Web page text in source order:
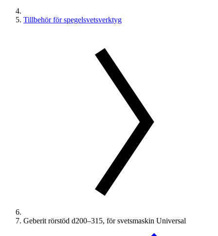
Tillbehör för spegelsvetsverktyg
Geberit rörstöd d200–315, för svetsmaskin Universal